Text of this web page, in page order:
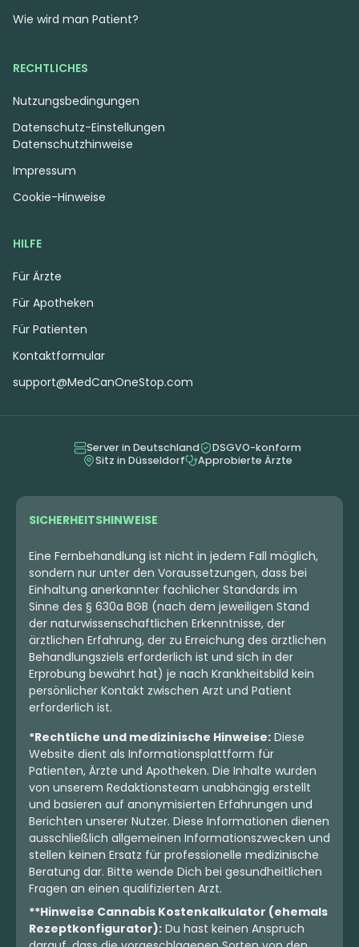
Wie wird man Patient?
HILFE
Für Ärzte
Für Apotheken
Für Patienten
Kontaktformular
support@MedCanOneStop.com
RECHTLICHES
Nutzungsbedingungen
Datenschutzhinweise
Impressum
Cookie-Hinweise
Datenschutz-Einstellungen
Server in Deutschland
DSGVO-konform
Sitz in Düsseldorf
Approbierte Ärzte
SICHERHEITSHINWEISE
Eine Fernbehandlung ist nicht in jedem Fall möglich,
sondern nur unter den Voraussetzungen, dass bei
Einhaltung anerkannter fachlicher Standards im
Sinne des § 630a BGB (nach dem jeweiligen Stand
der naturwissenschaftlichen Erkenntnisse, der
ärztlichen Erfahrung, der zu Erreichung des ärztlichen
Behandlungsziels erforderlich ist und sich in der
Erprobung bewährt hat) je nach Krankheitsbild kein
persönlicher Kontakt zwischen Arzt und Patient
erforderlich ist.
*Rechtliche und medizinische Hinweise: Diese
Website dient als Informationsplattform für
Patienten, Ärzte und Apotheken. Die Inhalte wurden
von unserem Redaktionsteam unabhängig erstellt
und basieren auf anonymisierten Erfahrungen und
Berichten unserer Nutzer. Diese Informationen dienen
ausschließlich allgemeinen Informationszwecken und
stellen keinen Ersatz für professionelle medizinische
Beratung dar. Bitte wende Dich bei gesundheitlichen
Fragen an einen qualifizierten Arzt.
**Hinweise Cannabis Kostenkalkulator (ehemals
Rezeptkonfigurator): Du hast keinen Anspruch